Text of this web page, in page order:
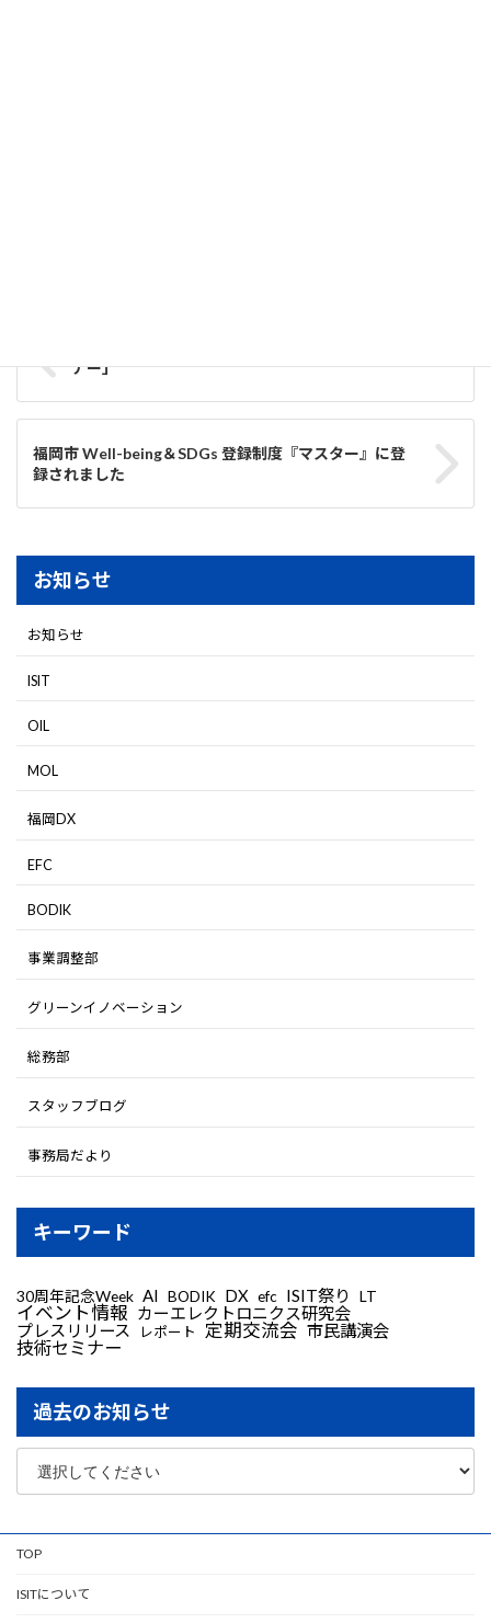
ナー」
福岡市 Well-being＆SDGs 登録制度『マスター』に登
録されました
お知らせ
お知らせ
ISIT
OIL
MOL
福岡DX
EFC
BODIK
事業調整部
グリーンイノベーション
総務部
スタッフブログ
事務局だより
キーワード
30周年記念Week AI BODIK DX efc ISIT祭り LT
イベント情報 カーエレクトロニクス研究会
プレスリリース
レポート 定期交流会 市民講演会
技術セミナー
過去のお知らせ
TOP
ISITについて